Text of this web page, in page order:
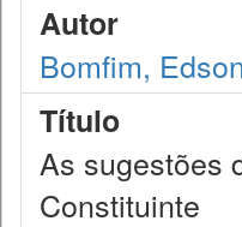
Autor
Bomfim,
Título
As sugestões
Constituinte